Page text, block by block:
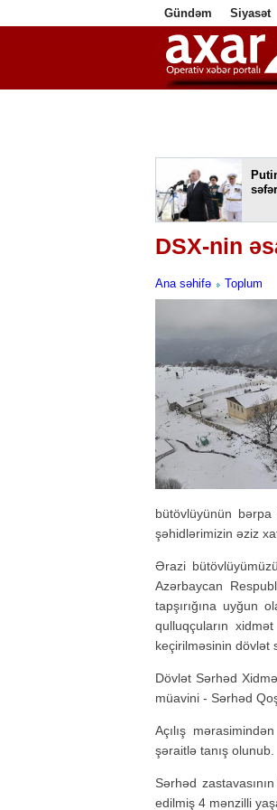
Gündəm Siyasət
DSX-nin
Ana səhifə Toplum
bütövlüyünün bərpa
şəhidlərimizin əziz
Ərazi
Azərbaycan
tapşırığına uyğun
qulluqçuların
keçirilməsinin dövlət
Dövlət Sərhəd
müavini - Sərhəd
Açılış
şəraitlə tanış olunub.
Sərhəd
edilmiş 4 mənzilli